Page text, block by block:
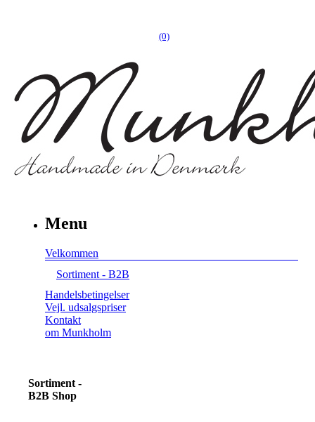
(0)
Menu
Velkommen
Sortiment - B2B
Handelsbetingelser
Vejl. udsalgspriser
Kontakt
om Munkholm
Sortiment -
B2B Shop